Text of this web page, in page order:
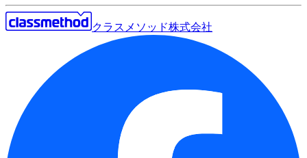
クラスメソッド株式会社